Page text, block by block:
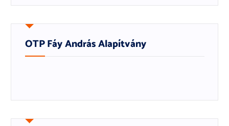
OTP Fáy András Alapítvány